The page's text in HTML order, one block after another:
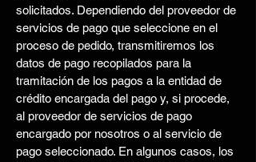
solicitados. Dependiendo del proveedor de
servicios de pago que seleccione en el
proceso de pedido, transmitiremos los
datos de pago recopilados para la
tramitación de los pagos a la entidad de
crédito encargada del pago y, si procede,
al proveedor de servicios de pago
encargado por nosotros o al servicio de
pago seleccionado. En algunos casos, los